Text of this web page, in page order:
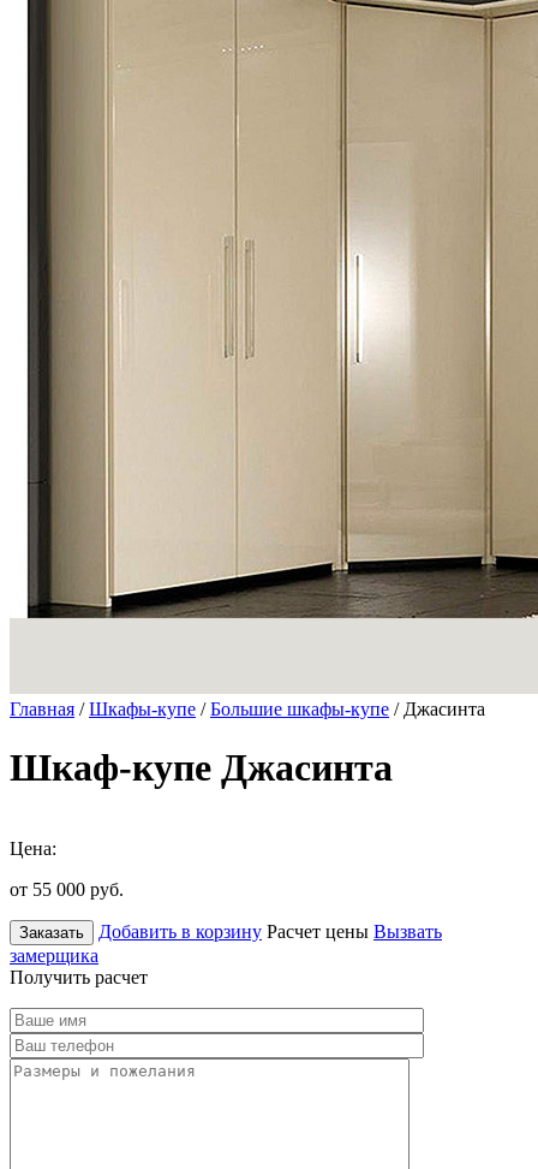
Главная /Шкафы-купе /Большие шкафы-купе / Джасинта
Шкаф-купе Джасинта
Цена:
от 55 000 руб.
Заказать Добавить в корзину Расчет цены Вызвать
замерщика
Получить расчет